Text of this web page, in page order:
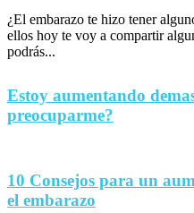
¿El embarazo te hizo tener
ellos hoy te voy a compartir
podrás...
Estoy aumentando
preocuparme?
10 Consejos para un
el embarazo